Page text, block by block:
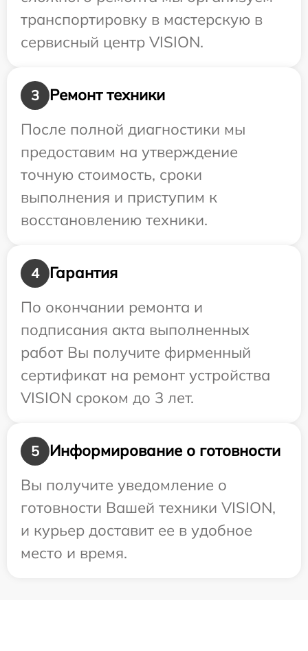
транспортировку в мастерскую в
сервисный центр VISION.
3
Ремонт техники
После полной диагностики мы
предоставим на утверждение
точную стоимость, сроки
выполнения и приступим к
восстановлению техники.
4
Гарантия
По окончании ремонта и
подписания акта выполненных
работ Вы получите фирменный
сертификат на ремонт устройства
VISION сроком до 3 лет.
5
Информирование о готовности
Вы получите уведомление о
готовности Вашей техники VISION,
и курьер доставит ее в удобное
место и время.